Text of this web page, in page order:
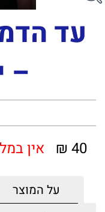
עד
–
40 ₪ אין
על המוצר